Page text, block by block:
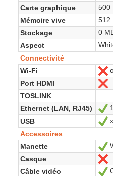
Carte graphique
500
Mémoire vive
512
Stockage
0
Aspect
Connectivité
Wi-Fi
Port HDMI
TOSLINK
Ethernet (LAN, RJ45)
USB
Accessoires
Manette
Casque
Câble vidéo